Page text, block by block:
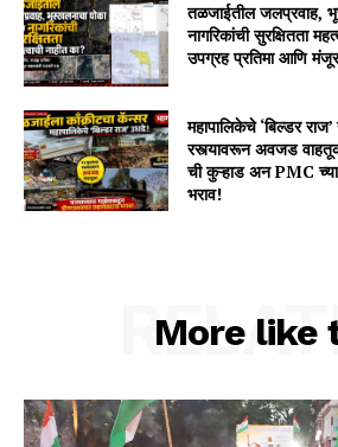
तळजाईतील जलप्रवाह,
नागरिकांची सुरक्षितता
उपग्रह प्रतिमा आणि
महापालिकेचे ‘बिल्डर
रस्त्यावरून अवजड
ची कुऱ्हाड अन PMC
भराव!
More like